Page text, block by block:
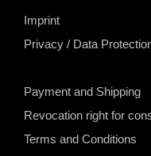
Imprint
Privacy / Data
Payment and Shipping
Revocation right for
Terms and Conditions